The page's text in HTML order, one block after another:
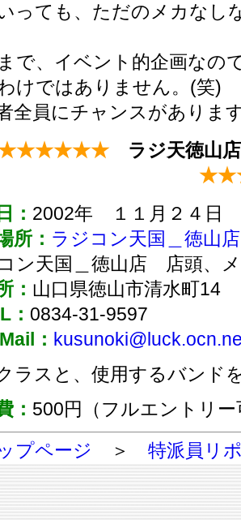
いっても、ただのメカな
で、イベント的企画なの
けではありません。(笑)
全員にチャンスがありま
ラジ天徳山
： 2002年 １１月２４日
所： ラジコン天国＿徳山
ン天国＿徳山店 店頭、
： 山口県徳山市清水町14
： 0834-31-9597
：
ラスと、使用するバンド
： 500円（フルエントリー
プページ ＞ 特派員リ